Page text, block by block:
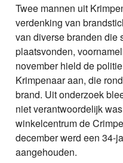
Twee mannen uit
verdenking van
van diverse branden die
plaatsvonden,
november hield de
Krimpenaar aan, die
brand. Uit onderzoek
niet verantwoordelijk
winkelcentrum de
december werd een 34-
aangehouden.